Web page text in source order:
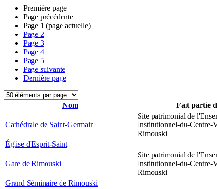
Première page
Page précédente
Page 1 (page actuelle)
Page 2
Page 3
Page 4
Page 5
Page suivante
Dernière page
Nom Fait partie
Cathédrale de Saint-Germain
Site patrimonial de
Institutionnel-du-Centre-
Rimouski
Église d'Esprit-Saint
Gare de Rimouski
Site patrimonial de
Institutionnel-du-Centre-
Rimouski
Grand Séminaire de Rimouski